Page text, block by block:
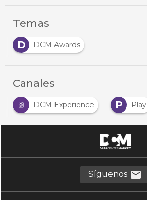
Temas
D
DCM Awards
Canales
DCM Experience P Play
Síguenos